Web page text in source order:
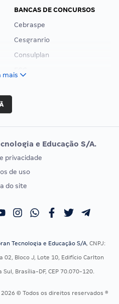
BANCAS DE CONCURSOS
Cebraspe
Cesgranrio
Consulplan
Vunesp
EXAME DE ORDEM
Calendário OAB
mais
e Educação S/A.
privacidade
de uso
do site
Tecnologia e Educação S/A, CNPJ:
02, Bloco J, Lote 10, Edifício Carlton
Sul, Brasília-DF, CEP 70.070-120.
© Todos os direitos reservados ®